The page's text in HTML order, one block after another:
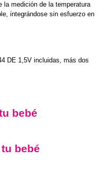
la medición de la temperatura
integrándose sin esfuerzo en
DE 1,5V incluidas, más dos
bebé
bebé